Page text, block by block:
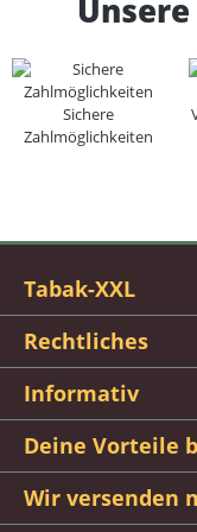
Sichere
Zahlmöglichkeiten
Tabak-XXL
Rechtliches
Informativ
Deine Vorteile
Wir versenden